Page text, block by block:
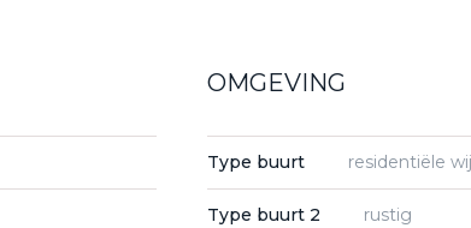
OMGEVING
Type buurt residentiële
Type buurt 2 rustig